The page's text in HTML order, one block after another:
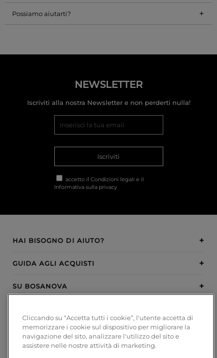
Possiamo aiutarti? +
NEWSLETTER
Iscriviti alla nostra Newsletter e non perderti nulla!
Iscriviti
accetto il Condizioni legali e il
Informativa sulla privacy
HAI BISOGNO DI AIUTO?
GUIDA AGLI ACQUISTI
SU BOSANOVA
METODI DI PAGAMENTO
Cliccando su “Accetta tutti i cookie”, l'utente accetta di
memorizzare i cookie sul dispositivo per migliorare la
navigazione del sito, analizzare l'utilizzo del sito e
assistere nelle nostre attività di marketing.